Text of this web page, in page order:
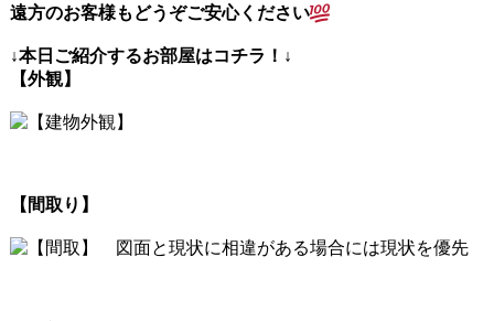
遠方のお客様もどうぞご安心ください
↓本日ご紹介するお部屋はコチラ！↓
【外観】
【間取り】